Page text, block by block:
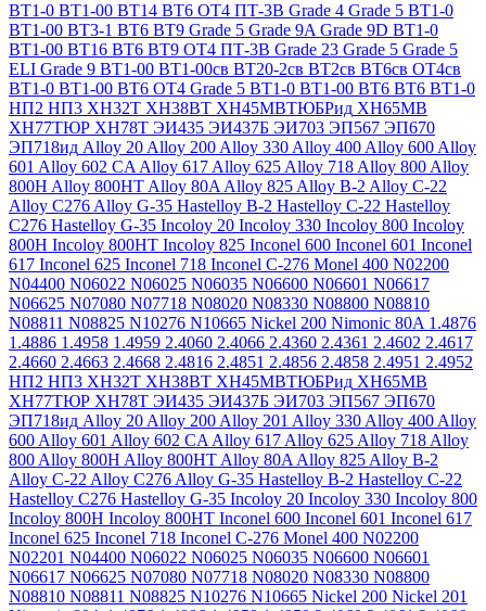
ВТ1-0 ВТ1-00 ВТ14 ВТ6 ОТ4 ПТ-3В Grade 4 Grade 5 ВТ1-0
ВТ1-00 ВТ3-1 ВТ6 ВТ9 Grade 5 Grade 9A Grade 9D ВТ1-0
ВТ1-00 ВТ16 ВТ6 ВТ9 ОТ4 ПТ-3В Grade 23 Grade 5 Grade 5
ELI Grade 9 ВТ1-00 ВТ1-00св ВТ20-2св ВТ2св ВТ6св ОТ4св
ВТ1-0 ВТ1-00 ВТ6 ОТ4 Grade 5 ВТ1-0 ВТ1-00 ВТ6 ВТ6 ВТ1-0
НП2 НП3 ХН32Т ХН38ВТ ХН45МВТЮБРид ХН65МВ
ХН77ТЮР ХН78Т ЭИ435 ЭИ437Б ЭИ703 ЭП567 ЭП670
ЭП718ид Alloy 20 Alloy 200 Alloy 330 Alloy 400 Alloy 600 Alloy
601 Alloy 602 CA Alloy 617 Alloy 625 Alloy 718 Alloy 800 Alloy
800H Alloy 800HT Alloy 80A Alloy 825 Alloy B-2 Alloy C-22
Alloy C276 Alloy G-35 Hastelloy B-2 Hastelloy C-22 Hastelloy
C276 Hastelloy G-35 Incoloy 20 Incoloy 330 Incoloy 800 Incoloy
800H Incoloy 800HT Incoloy 825 Inconel 600 Inconel 601 Inconel
617 Inconel 625 Inconel 718 Inconel C-276 Monel 400 N02200
N04400 N06022 N06025 N06035 N06600 N06601 N06617
N06625 N07080 N07718 N08020 N08330 N08800 N08810
N08811 N08825 N10276 N10665 Nickel 200 Nimonic 80A 1.4876
1.4886 1.4958 1.4959 2.4060 2.4066 2.4360 2.4361 2.4602 2.4617
2.4660 2.4663 2.4668 2.4816 2.4851 2.4856 2.4858 2.4951 2.4952
НП2 НП3 ХН32Т ХН38ВТ ХН45МВТЮБРид ХН65МВ
ХН77ТЮР ХН78Т ЭИ435 ЭИ437Б ЭИ703 ЭП567 ЭП670
ЭП718ид Alloy 20 Alloy 200 Alloy 201 Alloy 330 Alloy 400 Alloy
600 Alloy 601 Alloy 602 CA Alloy 617 Alloy 625 Alloy 718 Alloy
800 Alloy 800H Alloy 800HT Alloy 80A Alloy 825 Alloy B-2
Alloy C-22 Alloy C276 Alloy G-35 Hastelloy B-2 Hastelloy C-22
Hastelloy C276 Hastelloy G-35 Incoloy 20 Incoloy 330 Incoloy 800
Incoloy 800H Incoloy 800HT Inconel 600 Inconel 601 Inconel 617
Inconel 625 Inconel 718 Inconel C-276 Monel 400 N02200
N02201 N04400 N06022 N06025 N06035 N06600 N06601
N06617 N06625 N07080 N07718 N08020 N08330 N08800
N08810 N08811 N08825 N10276 N10665 Nickel 200 Nickel 201